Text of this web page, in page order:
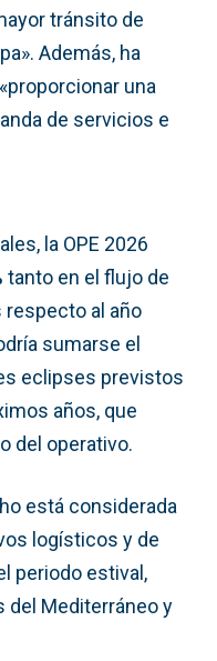
tránsito de
Además, ha
una
de servicios e
la OPE 2026
tanto en el flujo de
al año
sumarse el
eclipses previstos
años, que
del operativo.
está considerada
logísticos y de
periodo estival,
del Mediterráneo y